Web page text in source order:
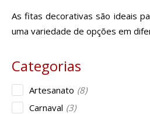
As fitas decorativas são ideais
uma variedade de opções em
Artesanato (8)
Carnaval (3)